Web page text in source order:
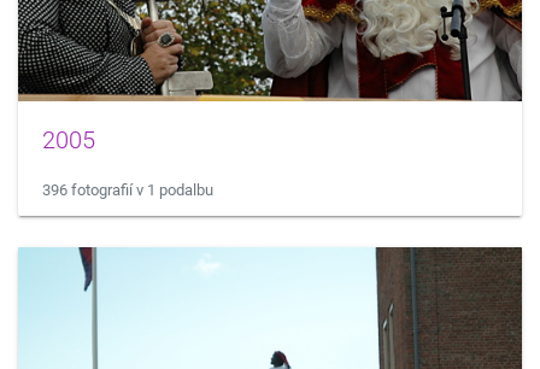
2005
396 fotografií v 1 podalbu